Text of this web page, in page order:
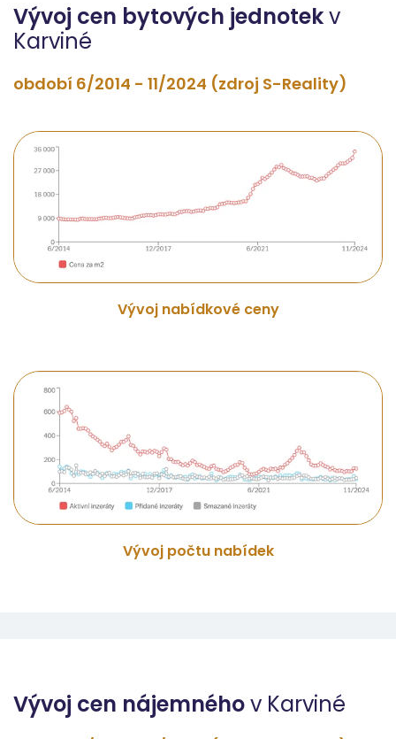
Vývoj cen bytových jednotekv
Karviné
období 6/2014 - 11/2024 (zdroj S-Reality)
Vývoj nabídkové ceny
Vývoj počtu nabídek
Vývoj cen nájemnéhov Karviné